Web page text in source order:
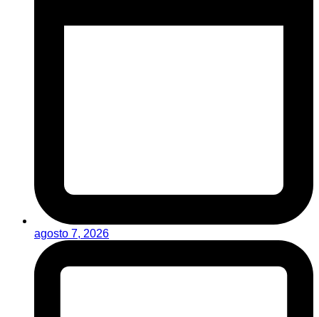
agosto 7, 2026